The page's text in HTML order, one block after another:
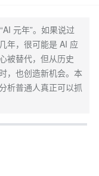
元年”。如果说过
年，很可能是 AI 应
被替代，但从历史
，也创造新机会。本
析普通人真正可以抓